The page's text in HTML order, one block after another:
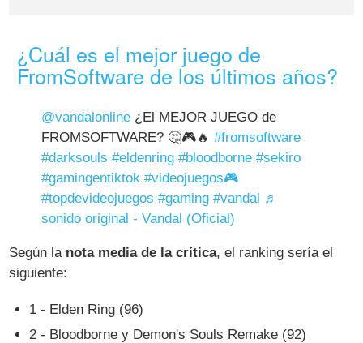
¿Cuál es el mejor juego de
FromSoftware de los últimos años?
@vandalonline ¿El MEJOR JUEGO de
FROMSOFTWARE? 🤔🎮🔥#fromsoftware
#darksouls #eldenring #bloodborne #sekiro
#gamingentiktok #videojuegos🎮
#topdevideojuegos #gaming #vandal ♬
sonido original - Vandal (Oficial)
Según la nota media de la crítica, el ranking sería el
siguiente:
1 - Elden Ring (96)
2 - Bloodborne y Demon's Souls Remake (92)